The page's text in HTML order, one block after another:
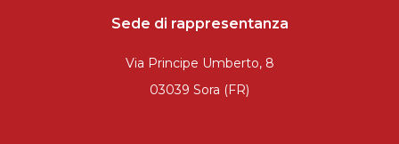
Sede di rappresentanza
Via Principe Umberto, 8
03039 Sora (FR)